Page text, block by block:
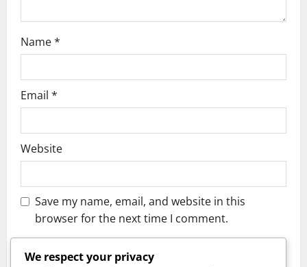
Name*
Email *
Website
Save my name, email, and website in this
browser for the next time I comment.
We respect your privacy